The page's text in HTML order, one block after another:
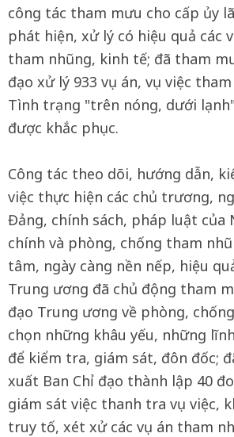
công tác tham mưu cho cấp ủy
phát hiện, xử lý có hiệu quả các
tham nhũng, kinh tế; đã tham
đạo xử lý 933 vụ án, vụ việc
Tình trạng "trên nóng, dưới
được khắc phục.
Công tác theo dõi, hướng dẫn,
việc thực hiện các chủ trương,
Đảng, chính sách, pháp luật của
chính và phòng, chống tham
tâm, ngày càng nền nếp, hiệu
Trung ương đã chủ động tham
đạo Trung ương về phòng,
chọn những khâu yếu, những
để kiểm tra, giám sát, đôn đốc;
xuất Ban Chỉ đạo thành lập 40
giám sát việc thanh tra vụ việc,
truy tố, xét xử các vụ án tham